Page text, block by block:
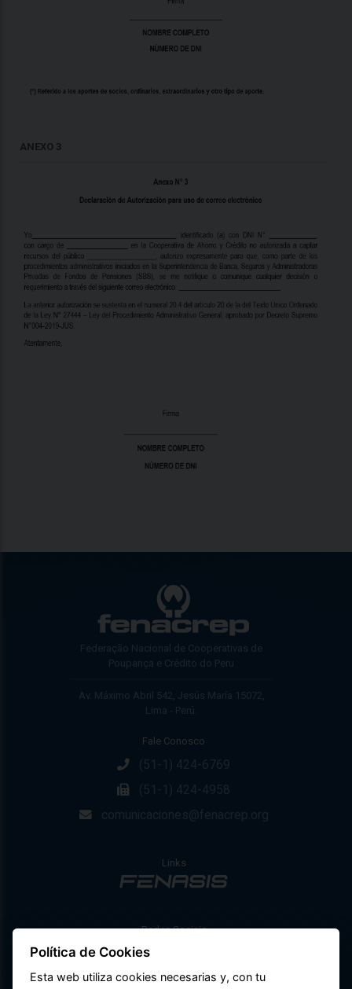
ANEXO 3
Federação Nacional de Cooperativas de
Poupança e Crédito do Peru
Av. Máximo Abril 542, Jesús María 15072,
Lima - Perú.
Fale Conosco
Links
Redes Sociais
Política de Cookies
Esta web utiliza cookies necesarias y, con tu